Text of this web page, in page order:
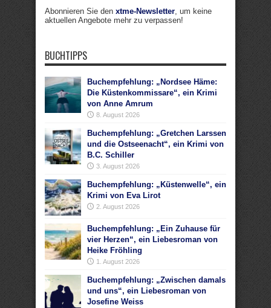
Abonnieren Sie den xtme-Newsletter, um keine
aktuellen Angebote mehr zu verpassen!
BUCHTIPPS
Buchempfehlung: „Nordsee Häme:
Die Küstenkommissare“, ein Krimi
von Anne Amrum
8. August 2026
Buchempfehlung: „Gretchen Larssen
und die Ostseenacht“, ein Krimi von
B.C. Schiller
3. August 2026
Buchempfehlung: „Küstenwelle“, ein
Krimi von Eva Lirot
2. August 2026
Buchempfehlung: „Ein Zuhause für
vier Herzen“, ein Liebesroman von
Heike Fröhling
1. August 2026
Buchempfehlung: „Zwischen damals
und uns“, ein Liebesroman von
Josefine Weiss